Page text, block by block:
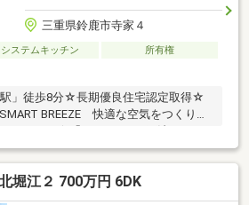
三重県鈴鹿市寺家４
システムキッチン
所有権
」徒歩8分☆長期優良住宅認定取得☆
BREEZE 快適な空気をつくり続
熱・高気密な構造躯体☆リビング吹き
感☆収納充実☆室内大変丁寧にお使い
光発電システム付き
堀江２ 700万円 6DK